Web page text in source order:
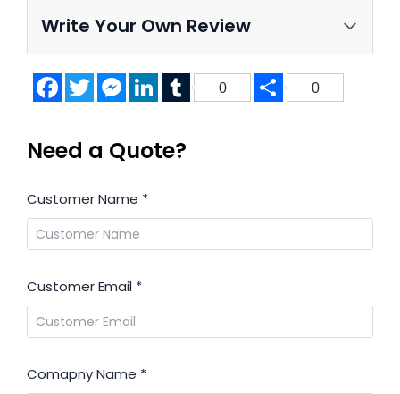
Write Your Own Review
FacebookTwitterMessenger
LinkedInTumblr
0 Share
0
Need a Quote?
Customer Name *
Customer Email *
Comapny Name *